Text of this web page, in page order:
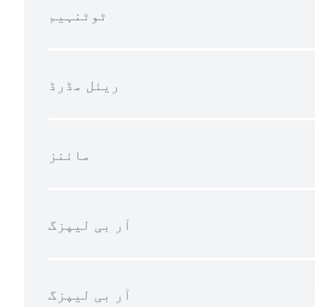
ٹوٹنہیم
ریئل مڈرڈ
مائنز
آر بی لیپزگ
آر بی لیپزگ